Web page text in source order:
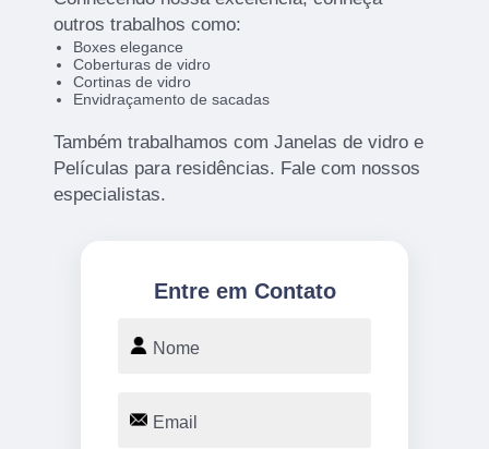
outros trabalhos como:
Boxes elegance
Coberturas de vidro
Cortinas de vidro
Envidraçamento de sacadas
Também trabalhamos com Janelas de vidro e
Películas para residências. Fale com nossos
especialistas.
Entre em Contato